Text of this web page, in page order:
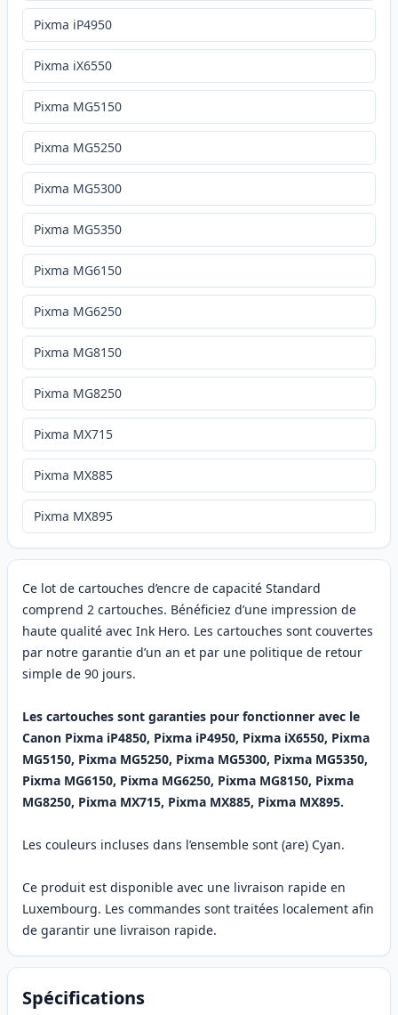
Ce lot de cartouches d’encre de capacité Standard
comprend 2 cartouches. Bénéficiez d’une impression de
haute qualité avec Ink Hero. Les cartouches sont couvertes
par notre garantie d’un an et par une politique de retour
simple de 90 jours.
Les cartouches sont garanties pour fonctionner avec le
Canon Pixma iP4850, Pixma iP4950, Pixma iX6550, Pixma
MG5150, Pixma MG5250, Pixma MG5300, Pixma MG5350,
Pixma MG6150, Pixma MG6250, Pixma MG8150, Pixma
MG8250, Pixma MX715, Pixma MX885, Pixma MX895.
Les couleurs incluses dans l’ensemble sont (are) Cyan.
Ce produit est disponible avec une livraison rapide en
Luxembourg. Les commandes sont traitées localement afin
de garantir une livraison rapide.
Spécifications
Pixma iP4950
Pixma iX6550
Pixma MG5150
Pixma MG5250
Pixma MG5300
Pixma MG5350
Pixma MG6150
Pixma MG6250
Pixma MG8150
Pixma MG8250
Pixma MX715
Pixma MX885
Pixma MX895